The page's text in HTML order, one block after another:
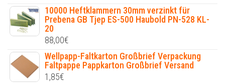
10000 Heftklammern 30mm verzinkt für
Prebena GB Tjep ES-500 Haubold PN-528 KL-
20
88,00€
Wellpapp-Faltkarton Großbrief Verpackung
Faltpappe Pappkarton Großbrief Versand
1,85€